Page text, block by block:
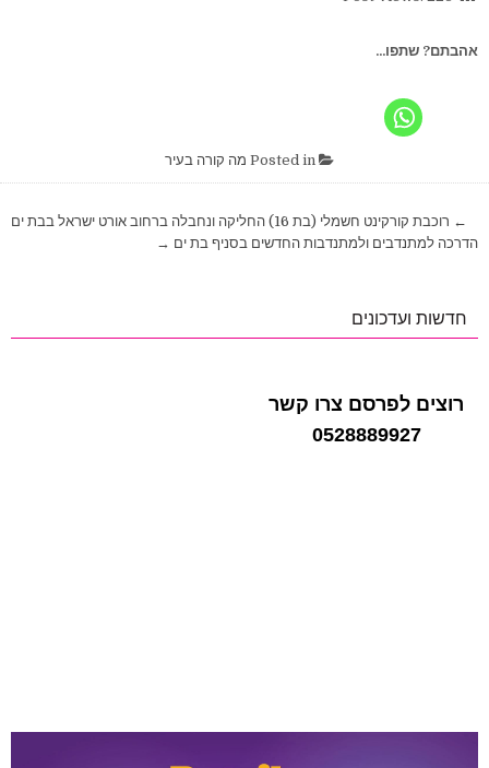
אהבתם? שתפו...
מה קורה בעיר
ניווט
← רוכבת קורקינט חשמלי (בת 16) החליקה ונחבלה ברחוב אורט ישראל בבת ים
הדרכה למתנדבים ולמתנדבות החדשים בסניף בת ים →
חדשות ועדכונים
רוצים לפרסם צרו קשר
0528889927